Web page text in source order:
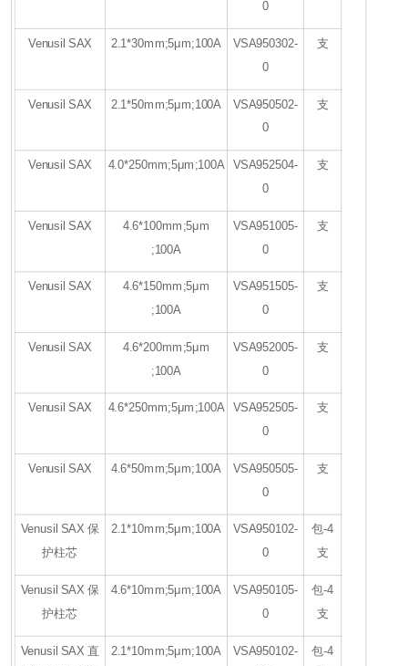
0
Venusil SAX 2.1*30mm;5μm;100A
VSA950302-
0
支
Venusil SAX 2.1*50mm;5μm;100A
VSA950502-
0
支
Venusil SAX 4.0*250mm;5μm;100A VSA952504-
0
支
Venusil SAX
4.6*100mm;5μm
;100A
VSA951005-
0
支
Venusil SAX
4.6*150mm;5μm
;100A
VSA951505-
0
支
Venusil SAX 4.6*200mm;5μm
;100A
VSA952005-
0
支
Venusil SAX 4.6*250mm;5μm;100A VSA952505-
0
支
Venusil SAX 4.6*50mm;5μm;100A
VSA950505-
0
支
Venusil SAX 保
护柱芯
2.1*10mm;5μm;100A
VSA950102-
0
包-4
支
Venusil SAX 保
护柱芯
4.6*10mm;5μm;100A
VSA950105-
0
包-4
支
Venusil SAX 直
2.1*10mm;5μm;100A
VSA950102-
包-4